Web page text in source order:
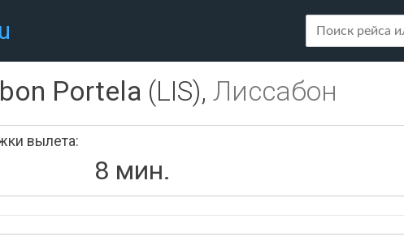
Portela (LIS), Лиссабон
вылета:
8 мин.